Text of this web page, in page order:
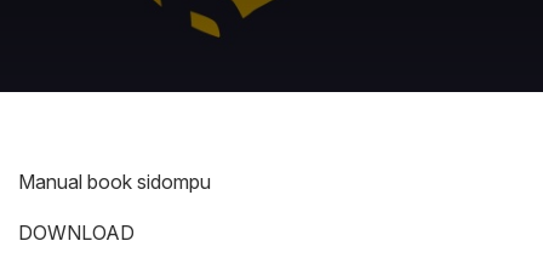
Manual book sidompu
DOWNLOAD